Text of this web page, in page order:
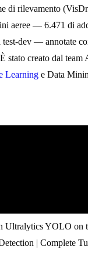
di rilevamento
aeree — 6.471 di
dev — annotate
stato creato dal
Learning e Data
Ultralytics YOLO on
| Complete